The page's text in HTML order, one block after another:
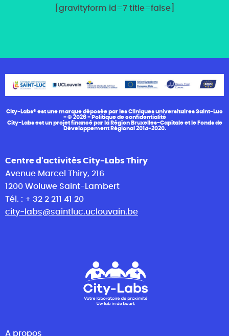
[gravityform id=7 title=false]
City-Labs® est une marque déposée par les Cliniques universitaires Saint-Luc
- © 2026 - Politique de confidentialité
City-Labs est un projet financé par la Région Bruxelles-Capitale et le Fonds de
Développement Régional 2014-2020.
Centre d'activités City-Labs Thiry
Avenue Marcel Thiry, 216
1200 Woluwe Saint-Lambert
Tél. : + 32 2 211 41 20
city-labs@saintluc.uclouvain.be
A propos